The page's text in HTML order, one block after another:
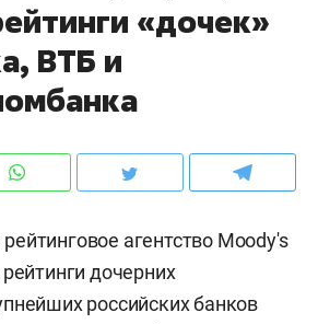
«дочек»
ВТБ и
агентство Moody's
дочерних
российских банков